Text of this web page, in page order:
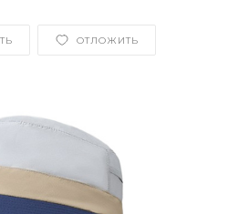
ОТЛОЖИТЬ